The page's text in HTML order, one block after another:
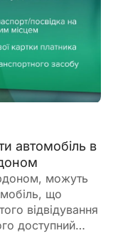
автомобіль в
можуть
що
відвідування
доступний